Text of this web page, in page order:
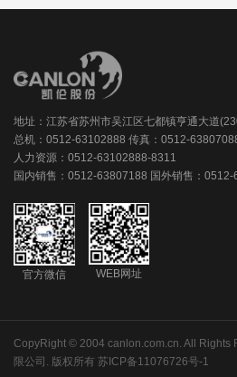
地址：江苏省苏州市吴江区七都镇亨通大道
总机：0512-63102888 传真：0512-
人力资源：0512-63102888-8311
国内销售：0512-63807188 国外销售：0512-
官方微信 WEB网址
CopyRight © 2004 canlon.com.cn. All Rights
限公司. 版权所有 苏ICP备11076726号-1